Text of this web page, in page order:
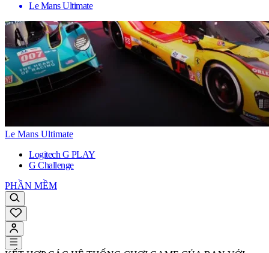
Le Mans Ultimate
Le Mans Ultimate
Logitech G PLAY
G Challenge
PHẦN MỀM